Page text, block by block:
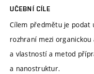
UČEBNÍ CÍLE
Cílem předmětu je podat
rozhraní mezi
a vlastností a metod
a nanostruktur.